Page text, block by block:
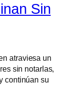
Sin
atraviesa un
sin notarlas,
continúan su